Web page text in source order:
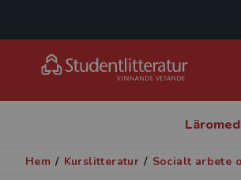
Hem / Kurslitteratur / Socialt arbete